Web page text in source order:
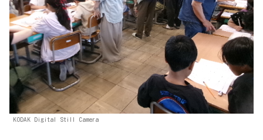
KODAK Digital Still Camera